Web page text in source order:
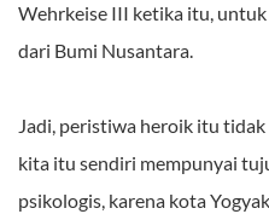
Wehrkeise III ketika itu,
dari Bumi Nusantara.
Jadi, peristiwa heroik itu
kita itu sendiri mempunyai
psikologis, karena kota